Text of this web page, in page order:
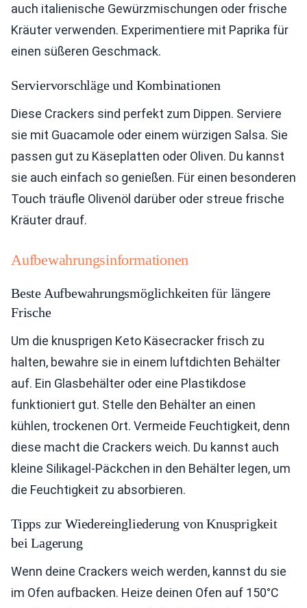
auch italienische Gewürzmischungen oder frische
Kräuter verwenden. Experimentiere mit Paprika für
einen süßeren Geschmack.
Serviervorschläge und Kombinationen
Diese Crackers sind perfekt zum Dippen. Serviere
sie mit Guacamole oder einem würzigen Salsa. Sie
passen gut zu Käseplatten oder Oliven. Du kannst
sie auch einfach so genießen. Für einen besonderen
Touch träufle Olivenöl darüber oder streue frische
Kräuter drauf.
Aufbewahrungsinformationen
Beste Aufbewahrungsmöglichkeiten für längere
Frische
Um die knusprigen Keto Käsecracker frisch zu
halten, bewahre sie in einem luftdichten Behälter
auf. Ein Glasbehälter oder eine Plastikdose
funktioniert gut. Stelle den Behälter an einen
kühlen, trockenen Ort. Vermeide Feuchtigkeit, denn
diese macht die Crackers weich. Du kannst auch
kleine Silikagel-Päckchen in den Behälter legen, um
die Feuchtigkeit zu absorbieren.
Tipps zur Wiedereingliederung von Knusprigkeit
bei Lagerung
Wenn deine Crackers weich werden, kannst du sie
im Ofen aufbacken. Heize deinen Ofen auf 150°C